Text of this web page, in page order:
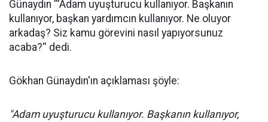
Günaydın '''Adam uyuşturucu kullanıyor. Başkanın
kullanıyor, başkan yardımcın kullanıyor. Ne oluyor
arkadaş? Siz kamu görevini nasıl yapıyorsunuz
acaba?'' dedi.
Gökhan Günaydın'ın açıklaması şöyle:
"Adam uyuşturucu kullanıyor. Başkanın kullanıyor,